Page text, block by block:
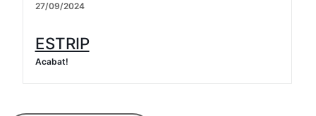
27/09/2024
ESTRIP
Acabat!